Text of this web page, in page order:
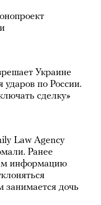
Украине
ударов по России.
сделку»
Law Agency
Ранее
информацию
занимается дочь